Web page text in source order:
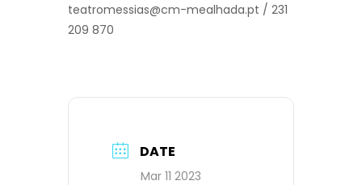
teatromessias@cm-mealhada.pt / 231
209 870
DATE
Mar 11 2023